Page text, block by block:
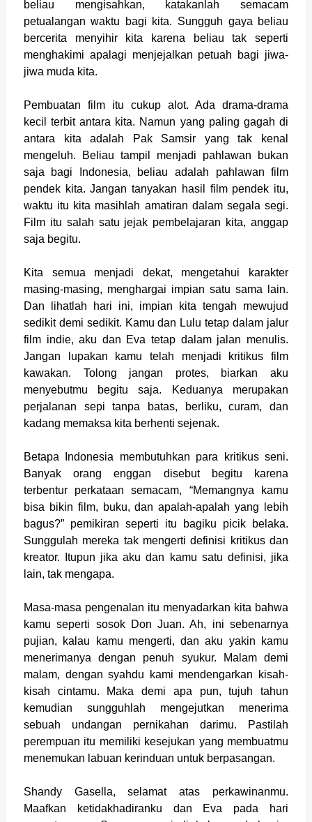
beliau mengisahkan, katakanlah semacam
petualangan waktu bagi kita. Sungguh gaya beliau
bercerita menyihir kita karena beliau tak seperti
menghakimi apalagi menjejalkan petuah bagi jiwa-
jiwa muda kita.
Pembuatan film itu cukup alot. Ada drama-drama
kecil terbit antara kita. Namun yang paling gagah di
antara kita adalah Pak Samsir yang tak kenal
mengeluh. Beliau tampil menjadi pahlawan bukan
saja bagi Indonesia, beliau adalah pahlawan film
pendek kita. Jangan tanyakan hasil film pendek itu,
waktu itu kita masihlah amatiran dalam segala segi.
Film itu salah satu jejak pembelajaran kita, anggap
saja begitu.
Kita semua menjadi dekat, mengetahui karakter
masing-masing, menghargai impian satu sama lain.
Dan lihatlah hari ini, impian kita tengah mewujud
sedikit demi sedikit. Kamu dan Lulu tetap dalam jalur
film indie, aku dan Eva tetap dalam jalan menulis.
Jangan lupakan kamu telah menjadi kritikus film
kawakan. Tolong jangan protes, biarkan aku
menyebutmu begitu saja. Keduanya merupakan
perjalanan sepi tanpa batas, berliku, curam, dan
kadang memaksa kita berhenti sejenak.
Betapa Indonesia membutuhkan para kritikus seni.
Banyak orang enggan disebut begitu karena
terbentur perkataan semacam, “Memangnya kamu
bisa bikin film, buku, dan apalah-apalah yang lebih
bagus?” pemikiran seperti itu bagiku picik belaka.
Sunggulah mereka tak mengerti definisi kritikus dan
kreator. Itupun jika aku dan kamu satu definisi, jika
lain, tak mengapa.
Masa-masa pengenalan itu menyadarkan kita bahwa
kamu seperti sosok Don Juan. Ah, ini sebenarnya
pujian, kalau kamu mengerti, dan aku yakin kamu
menerimanya dengan penuh syukur. Malam demi
malam, dengan syahdu kami mendengarkan kisah-
kisah cintamu. Maka demi apa pun, tujuh tahun
kemudian sungguhlah mengejutkan menerima
sebuah undangan pernikahan darimu. Pastilah
perempuan itu memiliki kesejukan yang membuatmu
menemukan labuan kerinduan untuk berpasangan.
Shandy Gasella, selamat atas perkawinanmu.
Maafkan ketidakhadiranku dan Eva pada hari